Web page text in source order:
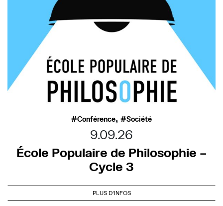
Conférence, Société
9.09.26
École Populaire de Philosophie –
Cycle 3
PLUS D'INFOS